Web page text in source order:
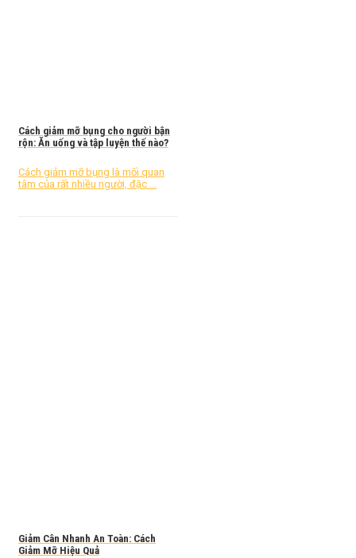
Cách giảm mỡ bụng cho người bận
rộn: Ăn uống và tập luyện thế nào?
Cách giảm mỡ bụng là mối quan
tâm của rất nhiều người, đặc ...
Giảm Cân Nhanh An Toàn: Cách
Giảm Mỡ Hiệu Quả